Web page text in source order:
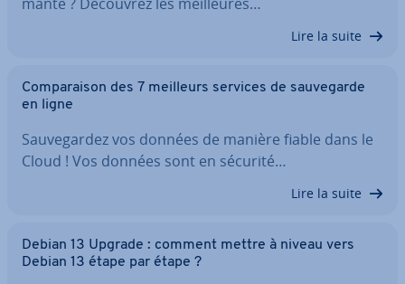
Lire la suite
Com­pa­rai­son des 7 meilleurs services de sau­ve­garde
en ligne
Sau­ve­gar­dez vos données de manière fiable dans le
Cloud ! Vos données sont en sécurité…
Lire la suite
Debian 13 Upgrade : comment mettre à niveau vers
Debian 13 étape par étape ?